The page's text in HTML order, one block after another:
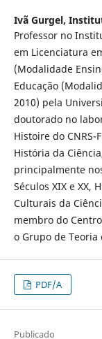
Ivã Gurgel,
Professor no
em Licenciatura
(Modalidade
Educação
2010) pela
doutorado no
Histoire do
História da
principalmente
Séculos XIX e XX,
Culturais da
membro do
o Grupo de Teoria
PDF/A
Publicado